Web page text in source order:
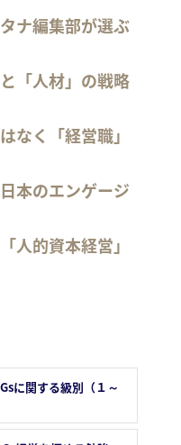
ナ編集部が選ぶ
「人材」の戦略
なく「経営職」
本のエンゲージ
人的資本経営」
に関する級別（１～